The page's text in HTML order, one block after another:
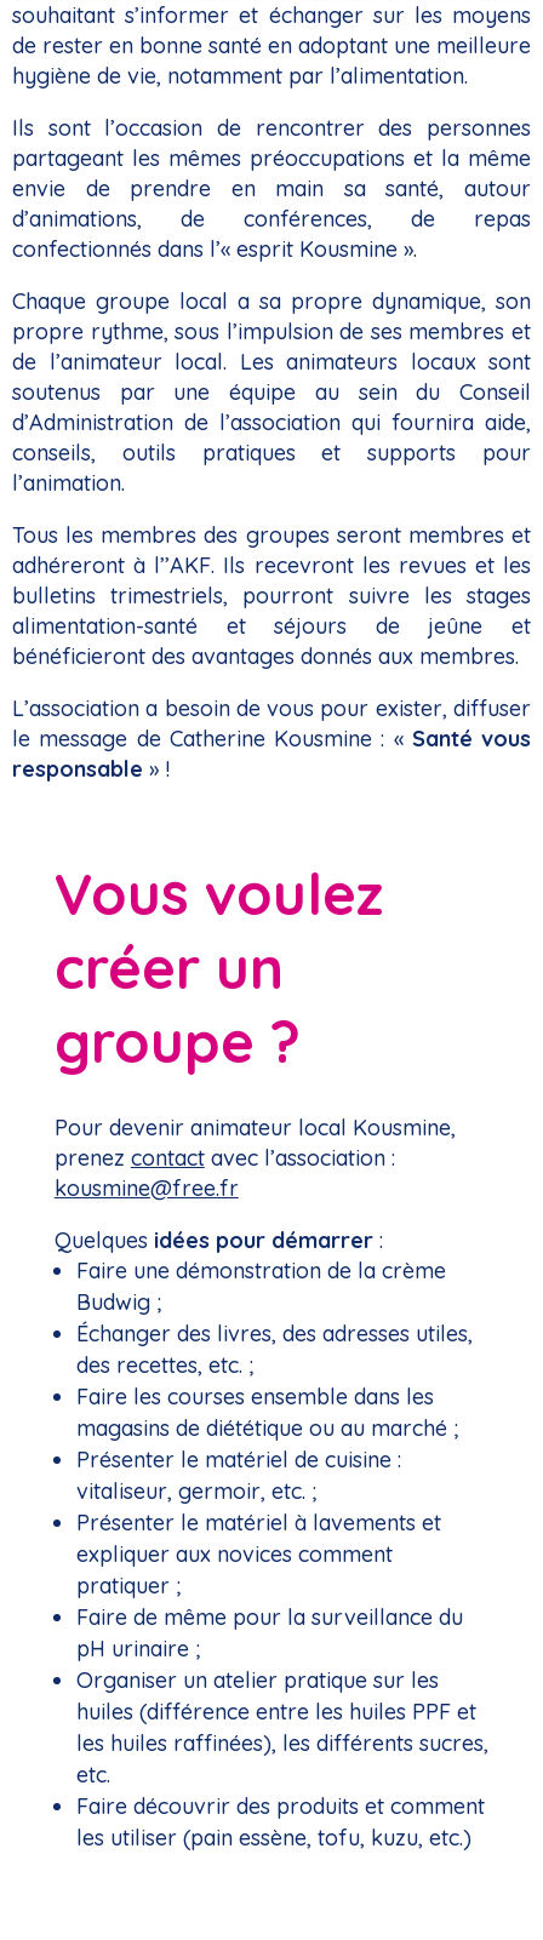
souhaitant s’informer et échanger sur les moyens
de rester en bonne santé en adoptant une meilleure
hygiène de vie, notamment par l’alimentation.
Ils sont l’occasion de rencontrer des personnes
partageant les mêmes préoccupations et la même
envie de prendre en main sa santé, autour
d’animations, de conférences, de repas
confectionnés dans l’« esprit Kousmine ».
Chaque groupe local a sa propre dynamique, son
propre rythme, sous l’impulsion de ses membres et
de l’animateur local. Les animateurs locaux sont
soutenus par une équipe au sein du Conseil
d’Administration de l’association qui fournira aide,
conseils, outils pratiques et supports pour
l’animation.
Tous les membres des groupes seront membres et
adhéreront à l’’AKF. Ils recevront les revues et les
bulletins trimestriels, pourront suivre les stages
alimentation-santé et séjours de jeûne et
bénéficieront des avantages donnés aux membres.
L’association a besoin de vous pour exister, diffuser
le message de Catherine Kousmine : « Santé vous
responsable » !
Vous voulez
créer un
groupe ?
Pour devenir animateur local Kousmine,
prenez contactavec l’association :
kousmine@free.fr
Quelques idées pour démarrer:
Faire une démonstration de la crème
Budwig ;
Échanger des livres, des adresses utiles,
des recettes, etc. ;
Faire les courses ensemble dans les
magasins de diététique ou au marché ;
Présenter le matériel de cuisine :
vitaliseur, germoir, etc. ;
Présenter le matériel à lavements et
expliquer aux novices comment
pratiquer ;
Faire de même pour la surveillance du
pH urinaire ;
Organiser un atelier pratique sur les
huiles (différence entre les huiles PPF et
les huiles raffinées), les différents sucres,
etc.
Faire découvrir des produits et comment
les utiliser (pain essène, tofu, kuzu, etc.)